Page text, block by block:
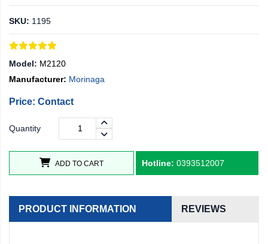
SKU: 1195
Model: M2120
Manufacturer: Morinaga
Price: Contact
Quantity
ADD TO CART Hotline: 0393512007
PRODUCT INFORMATION REVIEWS